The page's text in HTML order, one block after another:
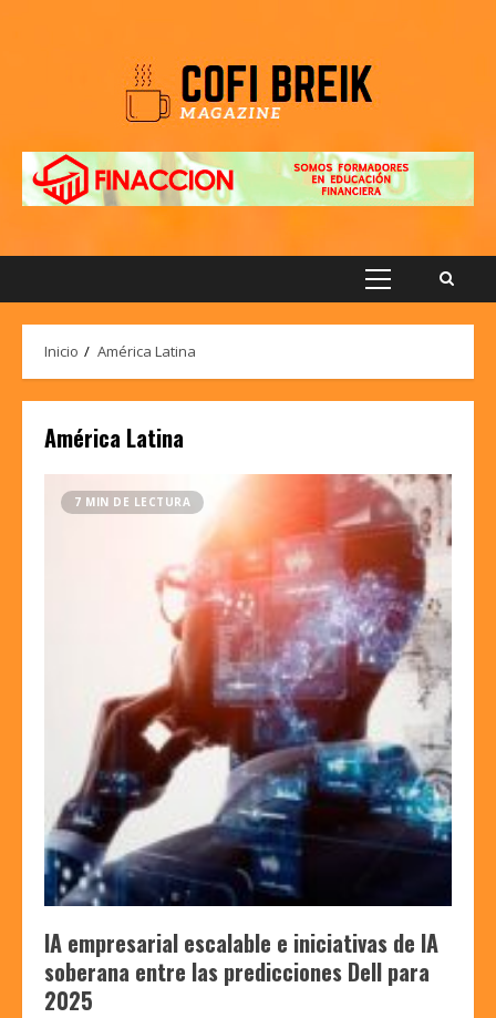
Menú
Inicio América Latina
América Latina
7 MIN DE LECTURA
IA empresarial escalable e iniciativas de IA
soberana entre las predicciones Dell para
2025